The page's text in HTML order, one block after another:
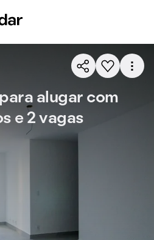
alugar com
e 2 vagas